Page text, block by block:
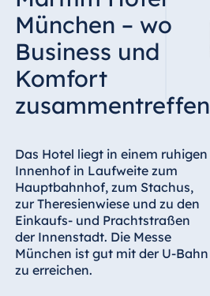
München – wo
Business und
Komfort
zusammentreffen
Das Hotel liegt in einem ruhigen
Innenhof in Laufweite zum
Hauptbahnhof, zum Stachus,
zur Theresienwiese und zu den
Einkaufs- und Prachtstraßen
der Innenstadt. Die Messe
München ist gut mit der U-Bahn
zu erreichen.